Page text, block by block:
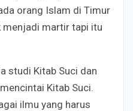
orang Islam di Timur
menjadi martir tapi itu
studi Kitab Suci dan
Kitab Suci.
ilmu yang harus